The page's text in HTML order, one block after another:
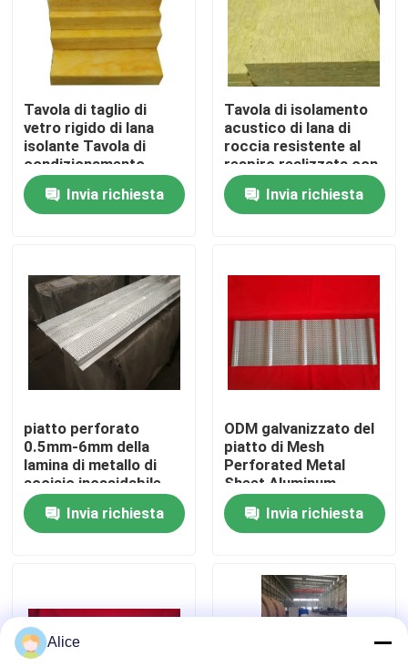
Casa
Prodotti
Giro della fabbrica
Controllo di qualità
Contattici
Richieda una citazione
laboratorio di strutture in acciaio
Tavola di taglio di
vetro rigido di lana
isolante Tavola di
condizionamento
dell'aria
Invia richiesta
Tavola di isolamento
acustico di lana di
roccia resistente al
respiro realizzata con
materiali sostenibili
Invia richiesta
piatto perforato
0.5mm-6mm della
lamina di metallo di
acciaio inossidabile
304 316
Invia richiesta
ODM galvanizzato del
piatto di Mesh
Perforated Metal
Sheet Aluminum
Invia richiesta
Alice